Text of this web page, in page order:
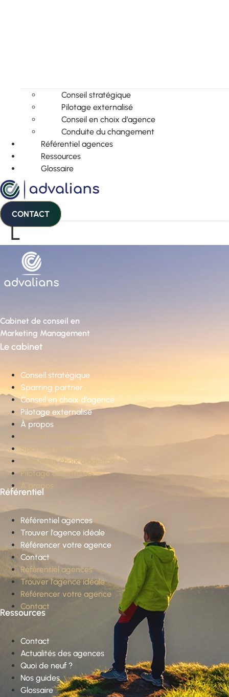
Conseil stratégique
Pilotage externalisé
Conseil en choix d’agence
Conduite du changement
Référentiel agences
Ressources
Glossaire
CONTACT
L
Cabinet de conseil en
Marketing Management
Le cabinet
Conseil stratégique
Sparring partner
Conseil en choix d’agence
Pilotage externalisé
À propos
Sparring partner
Conseil en choix d’agence
Pilotage externalisé
À propos
Référentiel
Référentiel agences
Trouver l’agence idéale
Référencer votre agence
Contact
Référentiel agences
Trouver l’agence idéale
Référencer votre agence
Contact
Ressources
Contact
Actualités des agences
Quoi de neuf ?
Nos guides
Glossaire